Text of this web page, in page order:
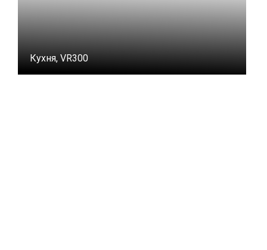
Кухня, VR300